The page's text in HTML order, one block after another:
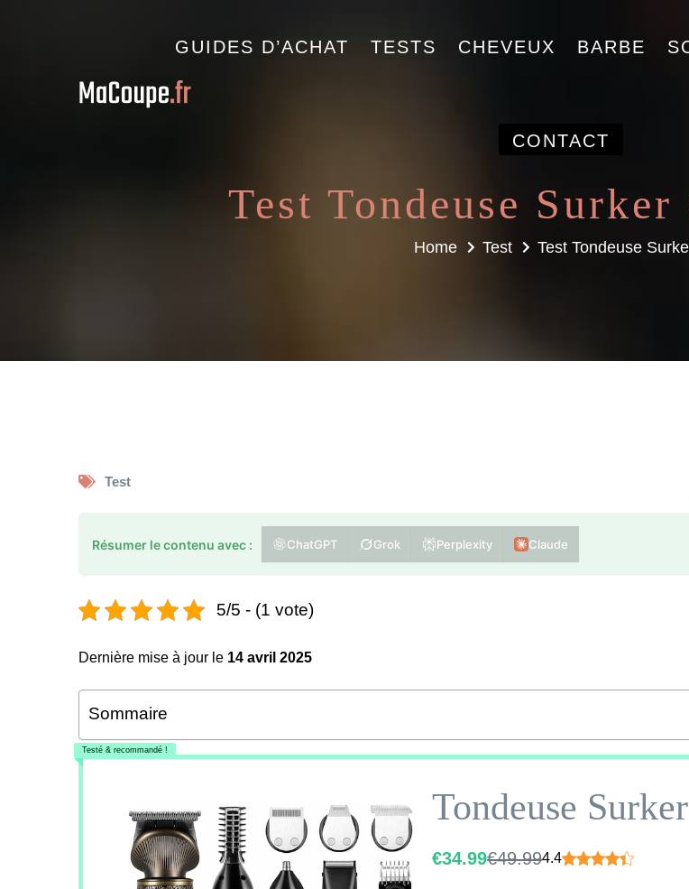
GUIDES D’ACHAT TESTS CHEVEUX BARBE
CONTACT
Test Tondeuse
Home Test Test Tondeuse
Test
Résumer le contenu avec : ChatGPT Grok Perplexity Claude
5/5 - (1 vote)
Dernière mise à jour le 14 avril 2025
Sommaire
Testé & recommandé !
Tondeuse Surker
€34.99€49.994.4